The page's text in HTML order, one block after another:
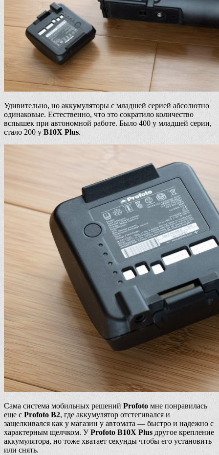
Удивительно, но аккумуляторы с младшей серией абсолютно
одинаковые. Естественно, что это сократило количество
вспышек при автономной работе. Было 400 у младшей серии,
стало 200 у B10X Plus.
Сама система мобильных решений Profoto мне понравилась
еще с Profoto B2, где аккумулятор отстегивался и
защелкивался как у магазин у автомата — быстро и надежно с
характерным щелчком. УProfoto B10X Plus другое крепление
аккумулятора, но тоже хватает секунды чтобы его установить
или снять.